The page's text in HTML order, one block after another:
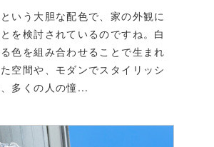
いう大胆な配色で、家の外観に
を検討されているのですね。白
色を組み合わせることで生まれ
空間や、モダンでスタイリッシ
多くの人の憧...